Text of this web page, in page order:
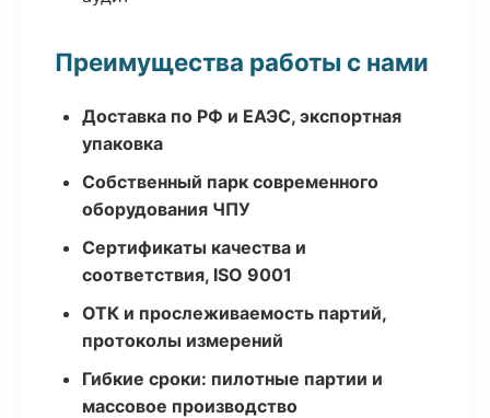
Преимущества работы с нами
Доставка по РФ и ЕАЭС, экспортная
упаковка
Собственный парк современного
оборудования ЧПУ
Сертификаты качества и
соответствия, ISO 9001
ОТК и прослеживаемость партий,
протоколы измерений
Гибкие сроки: пилотные партии и
массовое производство